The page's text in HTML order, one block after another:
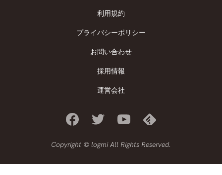
利用規約
プライバシーポリシー
お問い合わせ
採用情報
運営会社
Copyright © logmi All Rights Reserved.